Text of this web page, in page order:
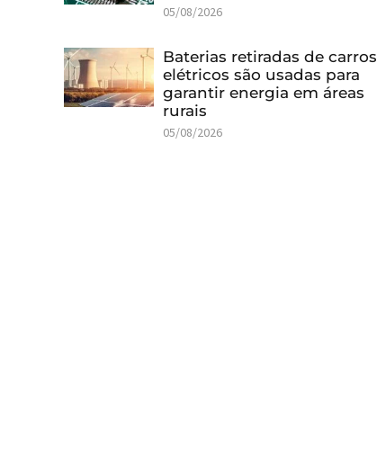
05/08/2026
Baterias retiradas de carros
elétricos são usadas para
garantir energia em áreas
rurais
05/08/2026